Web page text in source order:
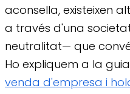
aconsella, existeixen
a través d'una
neutralitat— que
Ho expliquem a la
venda d'empresa i